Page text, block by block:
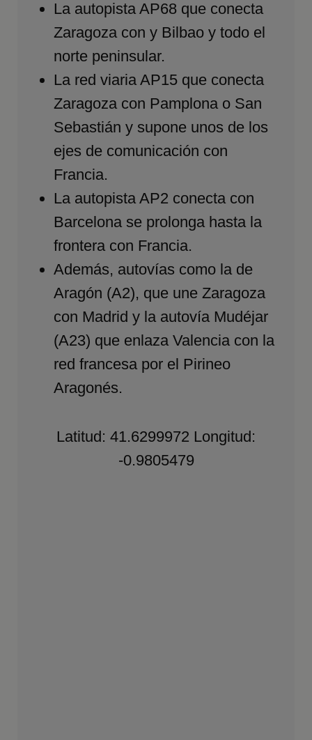
La autopista AP68 que conecta
Zaragoza con y Bilbao y todo el
norte peninsular.
La red viaria AP15 que conecta
Zaragoza con Pamplona o San
Sebastián y supone unos de los
ejes de comunicación con
Francia.
La autopista AP2 conecta con
Barcelona se prolonga hasta la
frontera con Francia.
Además, autovías como la de
Aragón (A2), que une Zaragoza
con Madrid y la autovía Mudéjar
(A23) que enlaza Valencia con la
red francesa por el Pirineo
Aragonés.
Latitud: 41.6299972 Longitud:
-0.9805479